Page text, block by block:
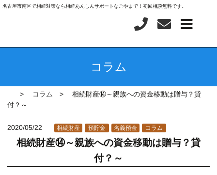
名古屋市南区で相続対策なら相続あんしんサポートなごやまで！初回相談無料です。
コラム
コラム
相続財産⑭～親族への資金移動は贈与？貸
付？～
2020/05/22 相続財産 預貯金 名義預金 コラム
相続財産⑭～親族への資金移動は贈与？貸
付？～